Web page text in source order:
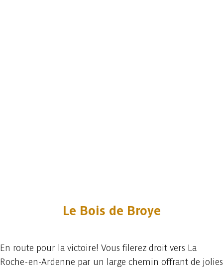
Le Bois de Broye
En route pour la victoire! Vous filerez droit vers La
Roche-en-Ardenne par un large chemin offrant de jolies